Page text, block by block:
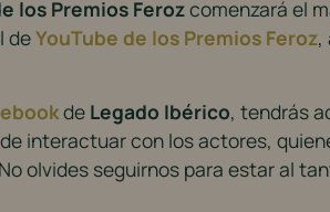
los Premios Ferozcomenzará el
deYouTube de los Premios Feroz,
de Legado Ibérico, tendrás
interactuar con los actores,
olvides seguirnos para estar al